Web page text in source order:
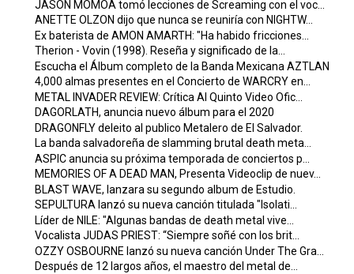
JASON MOMOA tomó lecciones de Screaming con el voc...
ANETTE OLZON dijo que nunca se reuniría con NIGHTW...
Ex baterista de AMON AMARTH: "Ha habido fricciones...
Therion - Vovin (1998). Reseña y significado de la...
Escucha el Álbum completo de la Banda Mexicana AZTLAN
4,000 almas presentes en el Concierto de WARCRY en...
METAL INVADER REVIEW: Crítica Al Quinto Video Ofic...
DAGORLATH, anuncia nuevo álbum para el 2020
DRAGONFLY deleito al publico Metalero de El Salvador.
La banda salvadoreña de slamming brutal death meta...
ASPIC anuncia su próxima temporada de conciertos p...
MEMORIES OF A DEAD MAN, Presenta Videoclip de nuev...
BLAST WAVE, lanzara su segundo album de Estudio.
SEPULTURA lanzó su nueva canción titulada "Isolati...
Líder de NILE: "Algunas bandas de death metal vive...
Vocalista JUDAS PRIEST: “Siempre soñé con los brit...
OZZY OSBOURNE lanzó su nueva canción Under The Gra...
Después de 12 largos años, el maestro del metal de...